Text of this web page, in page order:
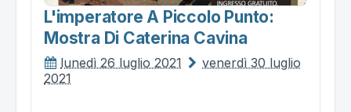
L'imperatore A Piccolo Punto:
Mostra Di Caterina Cavina
lunedì 26 luglio 2021
venerdì 30 luglio
2021